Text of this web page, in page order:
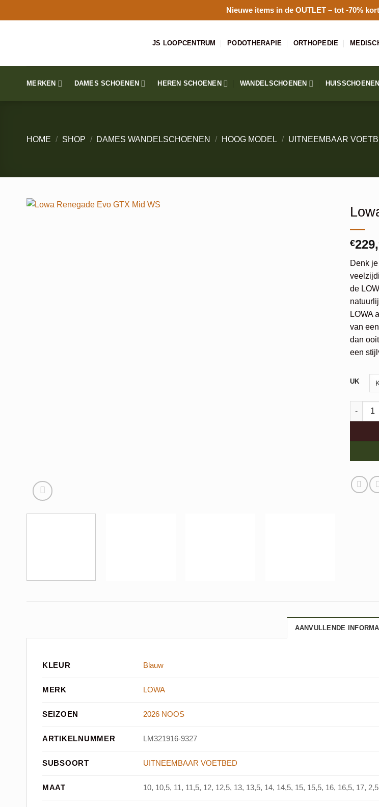
naar
Nieuwe items in de OUTLET– tot -70%
JS LOOPCENTRUM PODOTHERAPIE ORTHOPEDIE
MERKEN DAMES SCHOENEN HEREN SCHOENEN WANDELSCHOENEN HUISSCHOENEN
HOME / SHOP / DAMES WANDELSCHOENEN / HOOG MODEL / UITNEEMBAAR
€
Denk
de
LOWA
van
dan
een
UK
Lowa
AANVULLENDE
KLEUR Blauw
MERK LOWA
SEIZOEN 2026 NOOS
ARTIKELNUMMER LM321916-9327
SUBSOORT UITNEEMBAAR VOETBED
MAAT 10, 10,5, 11, 11,5, 12, 12,5, 13, 13,5, 14, 14,5, 15, 15,5, 16, 16,5, 17,